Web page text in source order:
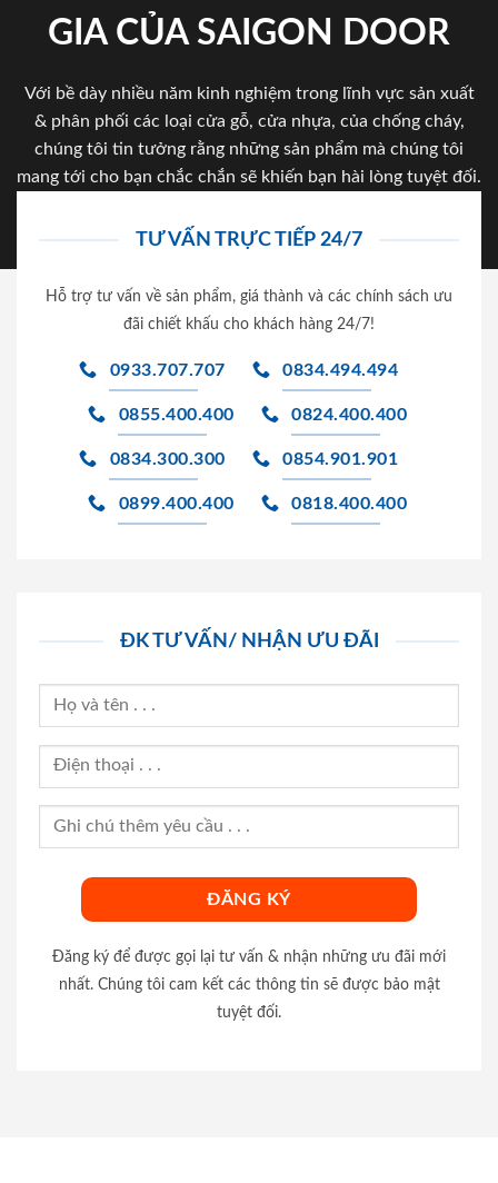
GIA CỦA SAIGON DOOR
Với bề dày nhiều năm kinh nghiệm trong lĩnh vực sản xuất
& phân phối các loại cửa gỗ, cửa nhựa, của chống cháy,
chúng tôi tin tưởng rằng những sản phẩm mà chúng tôi
mang tới cho bạn chắc chắn sẽ khiến bạn hài lòng tuyệt đối.
TƯ VẤN TRỰC TIẾP 24/7
Hỗ trợ tư vấn về sản phẩm, giá thành và các chính sách ưu
đãi chiết khấu cho khách hàng 24/7!
0933.707.707 0834.494.494
0855.400.400 0824.400.400
0834.300.300 0854.901.901
0899.400.400 0818.400.400
ĐK TƯ VẤN/ NHẬN ƯU ĐÃI
Đăng ký để được gọi lại tư vấn & nhận những ưu đãi mới
nhất. Chúng tôi cam kết các thông tin sẽ được bảo mật
tuyệt đối.